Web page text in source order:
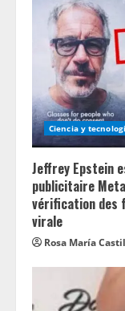
Ciencia y
Jeffrey Epstein
publicitaire
vérification des
virale
Rosa María